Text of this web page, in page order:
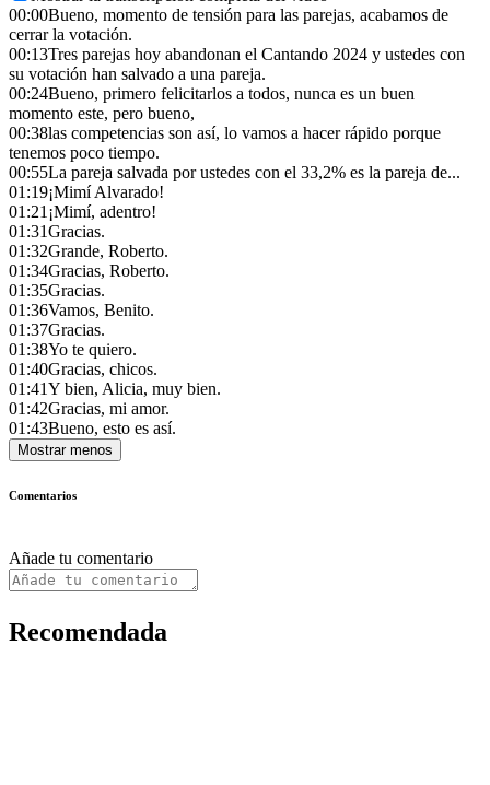
00:00Bueno, momento de tensión para las parejas, acabamos de
cerrar la votación.
00:13Tres parejas hoy abandonan el Cantando 2024 y ustedes con
su votación han salvado a una pareja.
00:24Bueno, primero felicitarlos a todos, nunca es un buen
momento este, pero bueno,
00:38las competencias son así, lo vamos a hacer rápido porque
tenemos poco tiempo.
00:55La pareja salvada por ustedes con el 33,2% es la pareja de...
01:19¡Mimí Alvarado!
01:21¡Mimí, adentro!
01:31Gracias.
01:32Grande, Roberto.
01:34Gracias, Roberto.
01:35Gracias.
01:36Vamos, Benito.
01:37Gracias.
01:38Yo te quiero.
01:40Gracias, chicos.
01:41Y bien, Alicia, muy bien.
01:42Gracias, mi amor.
01:43Bueno, esto es así.
Mostrar menos
Comentarios
Añade tu comentario
Recomendada